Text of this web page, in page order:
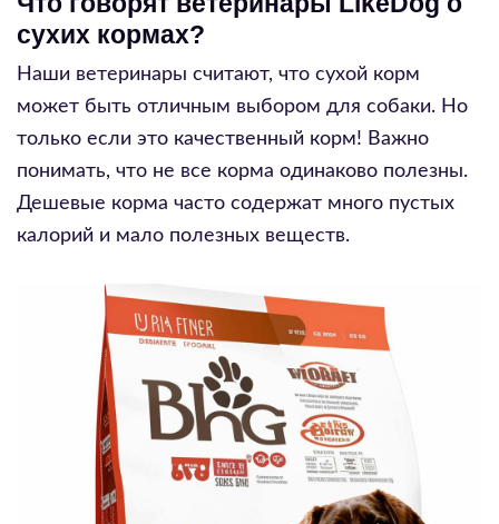
сухих кормах?
Наши ветеринары считают, что сухой корм
может быть отличным выбором для собаки. Но
только если это качественный корм! Важно
понимать, что не все корма одинаково полезны.
Дешевые корма часто содержат много пустых
калорий и мало полезных веществ.